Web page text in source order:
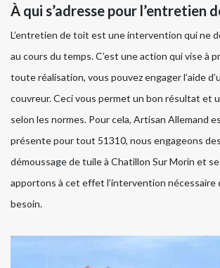
À qui s’adresse pour l’entretien
L’entretien de toit est une intervention qui ne
au cours du temps. C’est une action qui vise à
toute réalisation, vous pouvez engager l’aide
couvreur. Ceci vous permet un bon résultat et
selon les normes. Pour cela, Artisan Allemand
présente pour tout 51310, nous engageons
démoussage de tuile à Chatillon Sur Morin et
apportons à cet effet l’intervention nécessaire
besoin.